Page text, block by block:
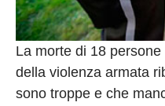
La morte di 18
della violenza armata
sono troppe e che